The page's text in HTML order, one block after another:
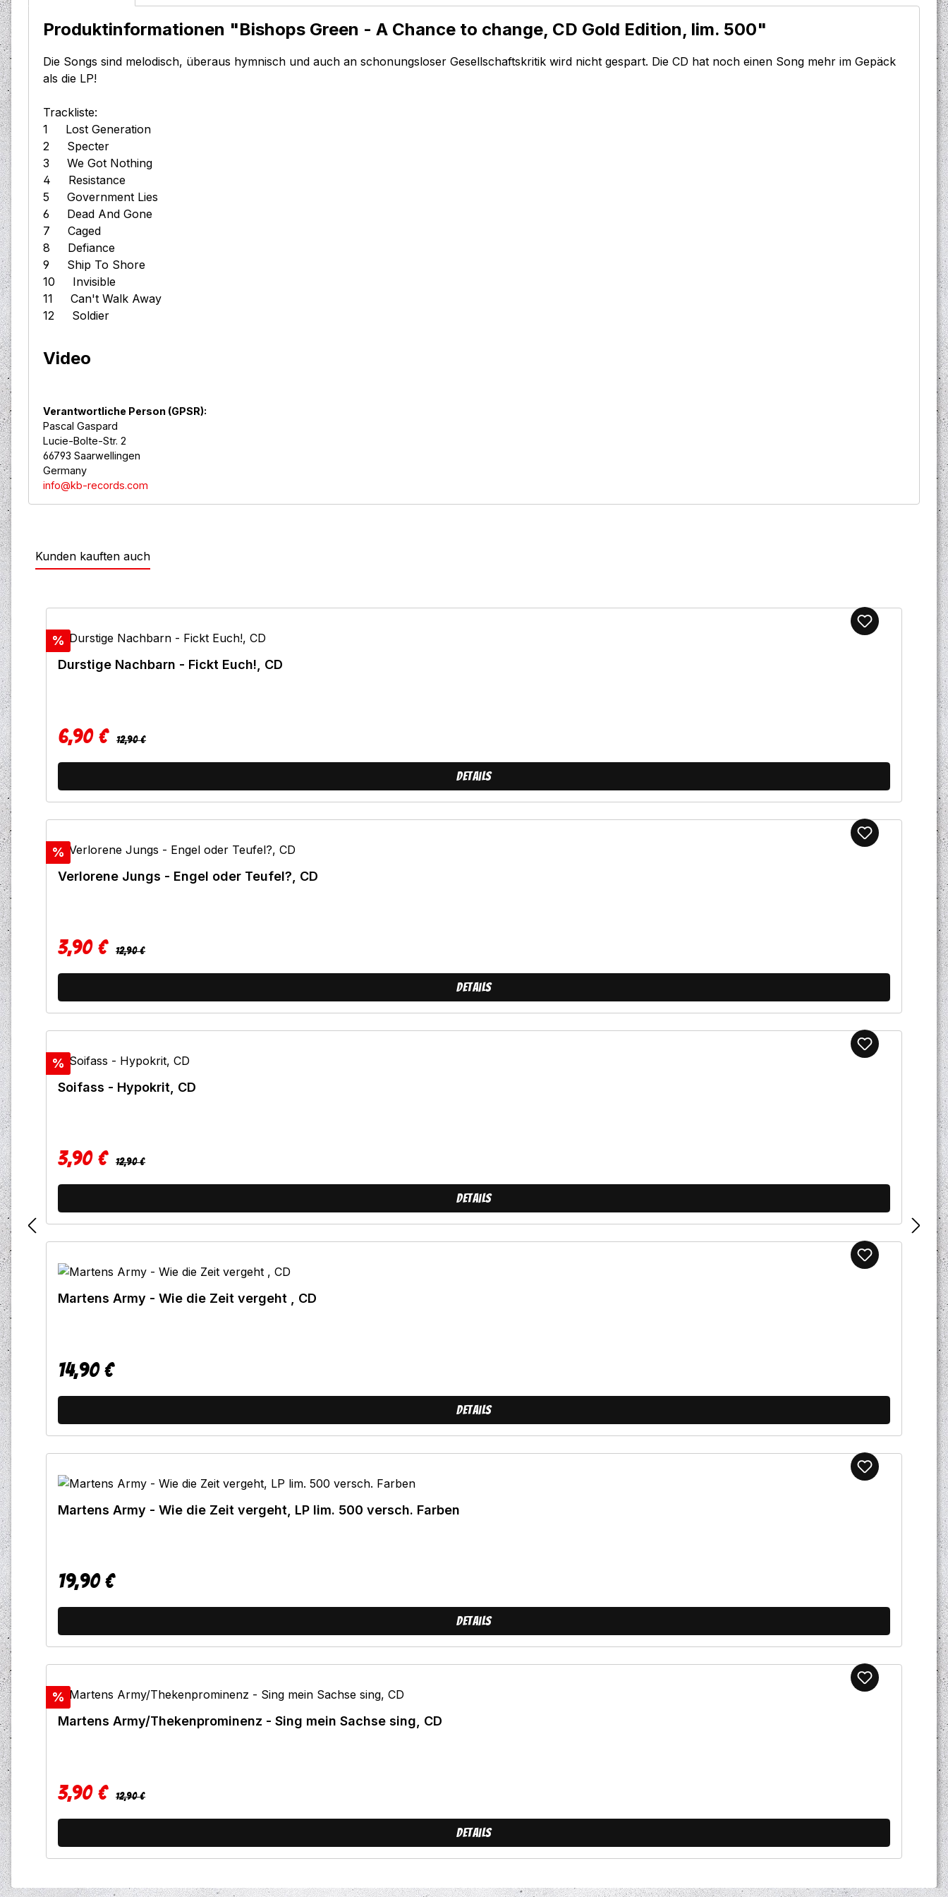
Produktinformationen "Bishops Green - A Chance to change, CD Gold Edition, lim. 500"
Die Songs sind melodisch, überaus hymnisch und auch an schonungsloser Gesellschaftskritik wird nicht gespart. Die CD hat noch einen Song mehr im Gepäck
als die LP!
Trackliste:
1 Lost Generation
2 Specter
3 We Got Nothing
4 Resistance
5 Government Lies
6 Dead And Gone
7 Caged
8 Defiance
9 Ship To Shore
10 Invisible
11 Can't Walk Away
12 Soldier
Video
Verantwortliche Person (GPSR):
Pascal Gaspard
Lucie-Bolte-Str. 2
66793 Saarwellingen
Germany
info@kb-records.com
Kunden kauften auch
Rabatt
%
Durstige Nachbarn - Fickt Euch!, CD
Verkaufspreis:
6,90 € Regulärer Preis:
12,90 €
Details
Rabatt
%
Verlorene Jungs - Engel oder Teufel?, CD
Verkaufspreis:
3,90 € Regulärer Preis:
12,90 €
Details
Rabatt
%
Soifass - Hypokrit, CD
Verkaufspreis:
3,90 € Regulärer Preis:
12,90 €
Details
Martens Army - Wie die Zeit vergeht , CD
Regulärer Preis:
14,90 €
Details
Martens Army - Wie die Zeit vergeht, LP lim. 500 versch. Farben
Regulärer Preis:
19,90 €
Details
Rabatt
%
Martens Army/Thekenprominenz - Sing mein Sachse sing, CD
Verkaufspreis:
3,90 € Regulärer Preis:
12,90 €
Details